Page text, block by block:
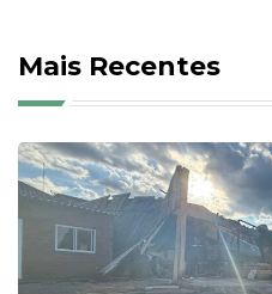
Mais Recentes